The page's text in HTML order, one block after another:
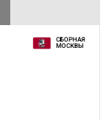
СБОРНАЯ
МОСКВЫ